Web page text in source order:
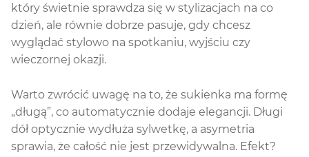
który świetnie sprawdza się w stylizacjach na co
dzień, ale równie dobrze pasuje, gdy chcesz
wyglądać stylowo na spotkaniu, wyjściu czy
wieczornej okazji.
Warto zwrócić uwagę na to, że sukienka ma formę
„długą”, co automatycznie dodaje elegancji. Długi
dół optycznie wydłuża sylwetkę, a asymetria
sprawia, że całość nie jest przewidywalna. Efekt?